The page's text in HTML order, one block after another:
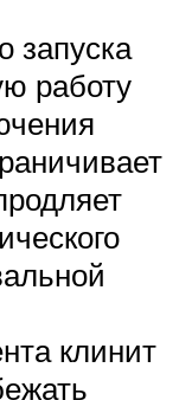
запуска
работу
клинит